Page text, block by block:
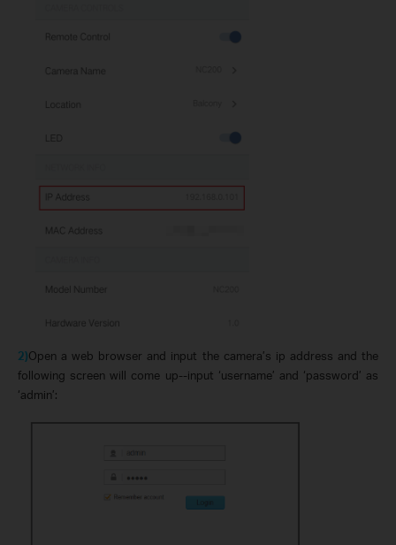
2)Open a web browser and input the camera’s ip address and the
following screen will come up--input ‘username’ and ‘password’ as
‘admin’: